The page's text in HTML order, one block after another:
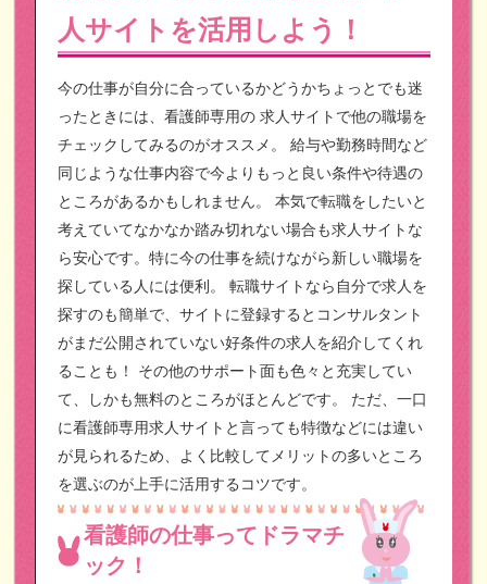
人サイトを活用しよう！
今の仕事が自分に合っているかどうかちょっとでも迷
ったときには、看護師専用の 求人サイトで他の職場を
チェックしてみるのがオススメ。
給与や勤務時間など
同じような仕事内容で今よりもっと良い条件や待遇の
ところがあるかもしれません。
本気で転職をしたいと
考えていてなかなか踏み切れない場合も求人サイトな
ら安心です。特に今の仕事を続けながら新しい職場を
探している人には便利。
転職サイトなら自分で求人を
探すのも簡単で、サイトに登録するとコンサルタント
がまだ公開されていない好条件の求人を紹介してくれ
ることも！
その他のサポート面も色々と充実してい
て、しかも無料のところがほとんどです。
ただ、一口
に看護師専用求人サイトと言っても特徴などには違い
が見られるため、よく比較してメリットの多いところ
を選ぶのが上手に活用するコツです。
看護師の仕事ってドラマチ
ック！